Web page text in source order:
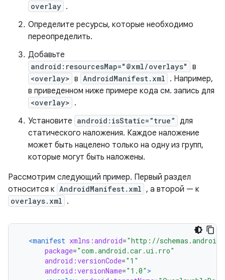
overlay .
Определите ресурсы, которые необходимо
переопределить.
Добавьте
android:resourcesMap="@xml/overlays" в
<overlay> в AndroidManifest.xml . Например,
в приведенном ниже примере кода см. запись для
<overlay> .
Установите android:isStatic=”true” для
статического наложения. Каждое наложение
может быть нацелено только на одну из групп,
которые могут быть наложены.
Рассмотрим следующий пример. Первый раздел
относится к AndroidManifest.xml , а второй — к
overlays.xml .
<manifest xmlns:android="http://
package="com.android.car.ui.rro"
android:versionCode="1"
android:versionName="1.0" >